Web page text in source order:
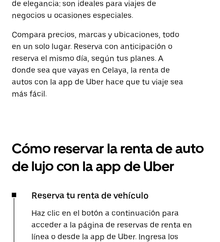
de elegancia: son ideales para viajes de
negocios u ocasiones especiales.
Compara precios, marcas y ubicaciones, todo
en un solo lugar. Reserva con anticipación o
reserva el mismo día, según tus planes. A
donde sea que vayas en Celaya, la renta de
autos con la app de Uber hace que tu viaje sea
más fácil.
Cómo reservar la renta de auto
de lujo con la app de Uber
Reserva tu renta de vehículo
Haz clic en el botón a continuación para
acceder a la página de reservas de renta en
línea o desde la app de Uber. Ingresa los